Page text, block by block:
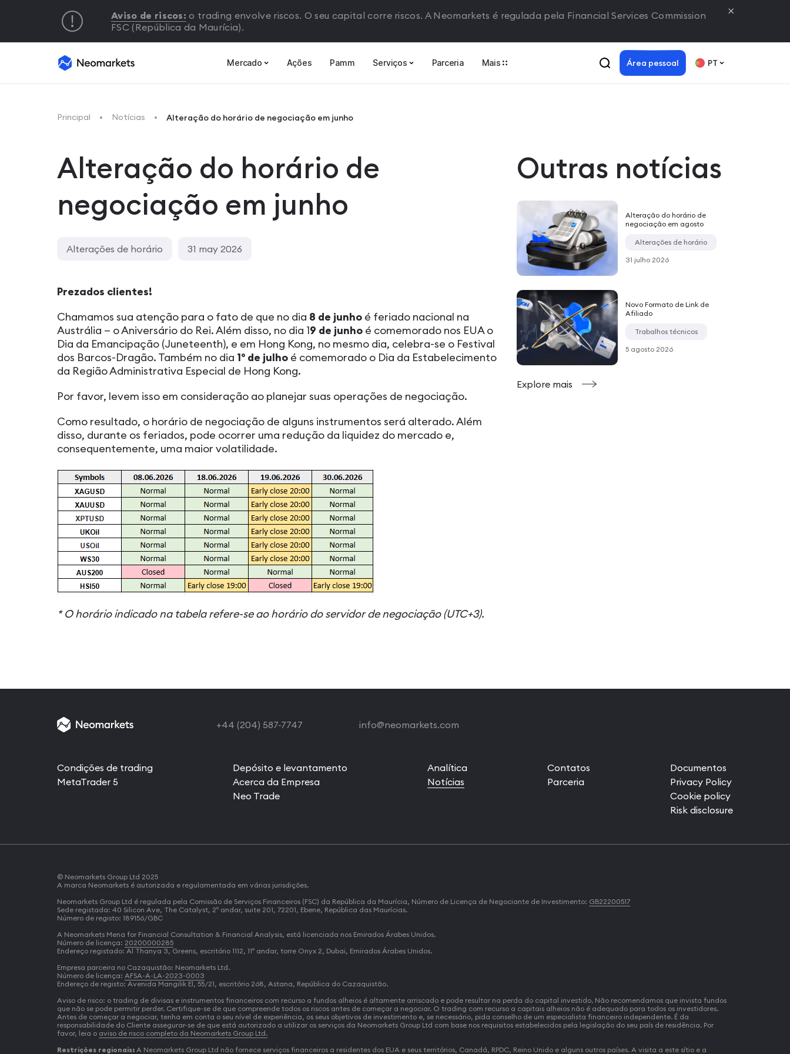
Aviso de riscos: o trading envolve riscos. O seu capital corre riscos. A Neomarkets é regulada pela Financial Services Commission
FSC (República da Maurícia).
Mercado Ações Pamm Serviços Parceria Mais Área pessoal PT
Principal Notícias Alteração do horário de negociação em junho
Alteração do horário de
negociação em junho
Alterações de horário 31 may 2026
Prezados clientes!
Chamamos sua atenção para o fato de que no dia 8 de junho é feriado nacional na
Austrália — o Aniversário do Rei. Além disso, no dia 19 de junho é comemorado nos EUA o
Dia da Emancipação (Juneteenth), e em Hong Kong, no mesmo dia, celebra-se o Festival
dos Barcos-Dragão. Também no dia 1º de julho é comemorado o Dia da Estabelecimento
da Região Administrativa Especial de Hong Kong.
Por favor, levem isso em consideração ao planejar suas operações de negociação.
Como resultado, o horário de negociação de alguns instrumentos será alterado. Além
disso, durante os feriados, pode ocorrer uma redução da liquidez do mercado e,
consequentemente, uma maior volatilidade.
* O horário indicado na tabela refere-se ao horário do servidor de negociação (UTC+3).
Outras notícias
Alteração do horário de
negociação em agosto
Alterações de horário
31 julho 2026
Novo Formato de Link de
Afiliado
Trabalhos técnicos
5 agosto 2026
Explore mais
+44 (204) 587-7747 info@neomarkets.com
Condições de trading
MetaTrader 5
Depósito e levantamento
Acerca da Empresa
Neo Trade
Analítica
Notícias
Contatos
Parceria
Documentos
Privacy Policy
Cookie policy
Risk disclosure
© Neomarkets Group Ltd 2025
A marca Neomarkets é autorizada e regulamentada em várias jurisdições.
Neomarkets Group Ltd é regulada pela Comissão de Serviços Financeiros (FSC) da República da Maurícia, Número de Licença de Negociante de Investimento: GB22200517
Sede registada: 40 Silicon Ave, The Catalyst, 2º andar, suite 201, 72201, Ebene, República das Maurícias.
Número de registo: 189156/GBC
A Neomarkets Mena for Financial Consultation & Financial Analysis, está licenciada nos Emirados Árabes Unidos.
Número de licença: 20200000285
Endereço registado: Al Thanya 3, Greens, escritório 1112, 11º andar, torre Onyx 2, Dubai, Emirados Árabes Unidos.
Empresa parceira no Cazaquistão: Neomarkets Ltd.
Número de licença: AFSA-A-LA-2023-0003
Endereço de registo: Avenida Mangilik El, 55/21, escritório 268, Astana, República do Cazaquistão.
Aviso de risco: o trading de divisas e instrumentos financeiros com recurso a fundos alheios é altamente arriscado e pode resultar na perda do capital investido. Não recomendamos que invista fundos
que não se pode permitir perder. Certifique-se de que compreende todos os riscos antes de começar a negociar. O trading com recurso a capitais alheios não é adequado para todos os investidores.
Antes de começar a negociar, tenha em conta o seu nível de experiência, os seus objetivos de investimento e, se necessário, pida conselho de um especialista financeiro independente. É da
responsabilidade do Cliente assegurar-se de que está autorizado a utilizar os serviços da Neomarkets Group Ltd com base nos requisitos estabelecidos pela legislação do seu país de residência. Por
favor, leia o aviso de risco completo da Neomarkets Group Ltd.
Restrições regionais: A Neomarkets Group Ltd não fornece serviços financeiros a residentes dos EUA e seus territórios, Canadá, RPDC, Reino Unido e alguns outros países. A visita a este sítio e a